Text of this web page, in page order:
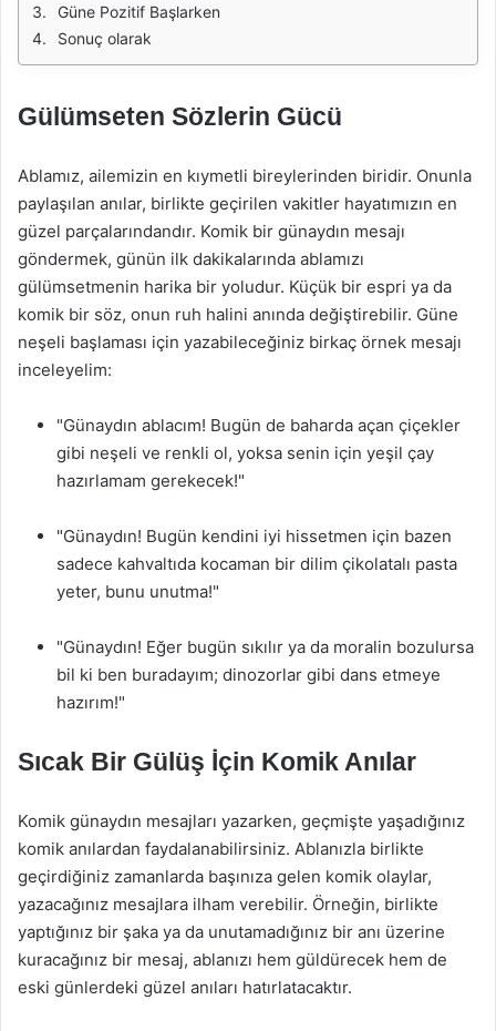
Güne Pozitif Başlarken
Sonuç olarak
Gülümseten Sözlerin Gücü
Ablamız, ailemizin en kıymetli bireylerinden biridir. Onunla
paylaşılan anılar, birlikte geçirilen vakitler hayatımızın en
güzel parçalarındandır. Komik bir günaydın mesajı
göndermek, günün ilk dakikalarında ablamızı
gülümsetmenin harika bir yoludur. Küçük bir espri ya da
komik bir söz, onun ruh halini anında değiştirebilir. Güne
neşeli başlaması için yazabileceğiniz birkaç örnek mesajı
inceleyelim:
"Günaydın ablacım! Bugün de baharda açan çiçekler
gibi neşeli ve renkli ol, yoksa senin için yeşil çay
hazırlamam gerekecek!"
"Günaydın! Bugün kendini iyi hissetmen için bazen
sadece kahvaltıda kocaman bir dilim çikolatalı pasta
yeter, bunu unutma!"
"Günaydın! Eğer bugün sıkılır ya da moralin bozulursa
bil ki ben buradayım; dinozorlar gibi dans etmeye
hazırım!"
Sıcak Bir Gülüş İçin Komik Anılar
Komik günaydın mesajları yazarken, geçmişte yaşadığınız
komik anılardan faydalanabilirsiniz. Ablanızla birlikte
geçirdiğiniz zamanlarda başınıza gelen komik olaylar,
yazacağınız mesajlara ilham verebilir. Örneğin, birlikte
yaptığınız bir şaka ya da unutamadığınız bir anı üzerine
kuracağınız bir mesaj, ablanızı hem güldürecek hem de
eski günlerdeki güzel anıları hatırlatacaktır.